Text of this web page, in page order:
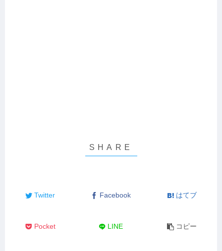
Twitter Facebook はてブ
Pocket LINE コピー